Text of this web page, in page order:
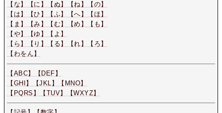
【な】
【に】 【ぬ】 【ね】
【の】
【は】
【ひ】 【ふ】 【へ】
【ほ】
【ま】
【み】 【む】 【め】
【も】
【や】
【ゆ】
【よ】
【ら】
【り】 【る】 【れ】
【ろ】
【わをん】
【ABC】
【DEF】
【GHI】
【JKL】
【MNO】
【PQRS】
【TUV】 【WXYZ】